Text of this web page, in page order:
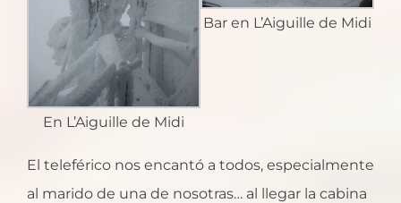
En L’Aiguille de Midi
Bar en L’Aiguille de Midi
El teleférico nos encantó a todos, especialmente
al marido de una de nosotras… al llegar la cabina